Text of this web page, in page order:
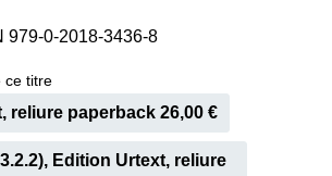
979-0-2018-3436-8
ce titre
reliure paperback 26,00 €
Edition Urtext, reliure